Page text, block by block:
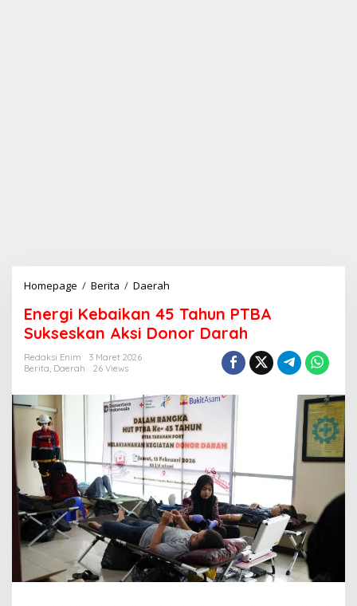
Homepage / Berita / Daerah
e
r
g
b
a
i
k
a
n
4
5
T
a
h
u
n
P
Energi Kebaikan 45 Tahun PTBA
Sukseskan Aksi Donor Darah
Redaksi Enim
3 Maret 2026
Berita, Daerah 26 Views